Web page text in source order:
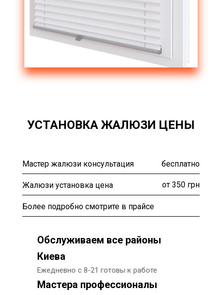
УСТАНОВКА ЖАЛЮЗИ ЦЕНЫ
Мастер жалюзи консультация бесплатно
Жалюзи установка цена от 350 грн
Более подробно смотрите в прайсе
Обслуживаем все районы
Киева